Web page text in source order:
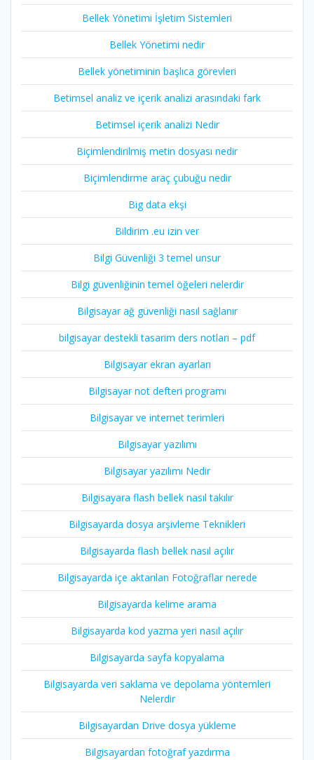
Bellek Yönetimi İşletim Sistemleri
Bellek Yönetimi nedir
Bellek yönetiminin başlıca görevleri
Betimsel analiz ve içerik analizi arasındaki fark
Betimsel içerik analizi Nedir
Biçimlendirilmiş metin dosyası nedir
Biçimlendirme araç çubuğu nedir
Big data ekşi
Bildirim .eu izin ver
Bilgi Güvenliği 3 temel unsur
Bilgi güvenliğinin temel öğeleri nelerdir
Bilgisayar ağ güvenliği nasıl sağlanır
bilgisayar destekli tasarim ders notları – pdf
Bilgisayar ekran ayarları
Bilgisayar not defteri programı
Bilgisayar ve internet terimleri
Bilgisayar yazılımı
Bilgisayar yazılımı Nedir
Bilgisayara flash bellek nasıl takılır
Bilgisayarda dosya arşivleme Teknikleri
Bilgisayarda flash bellek nasıl açılır
Bilgisayarda içe aktarılan Fotoğraflar nerede
Bilgisayarda kelime arama
Bilgisayarda kod yazma yeri nasıl açılır
Bilgisayarda sayfa kopyalama
Bilgisayarda veri saklama ve depolama yöntemleri
Nelerdir
Bilgisayardan Drive dosya yükleme
Bilgisayardan fotoğraf yazdırma